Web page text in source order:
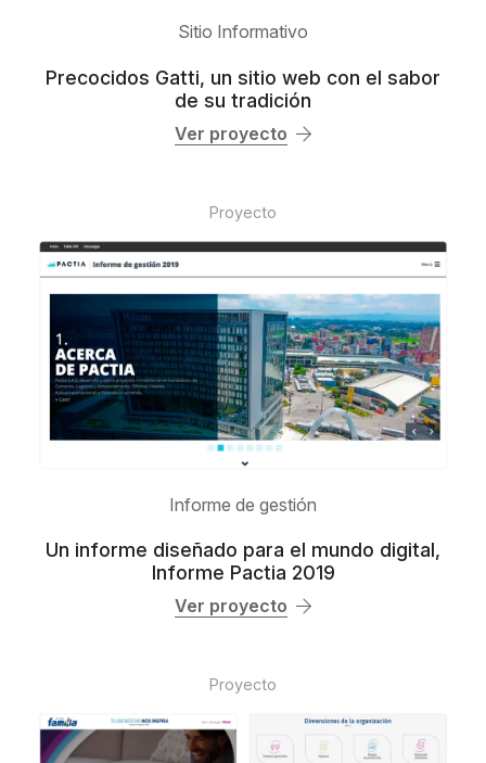
Sitio Informativo
Precocidos Gatti, un sitio web con el sabor
de su tradición
Ver proyecto
Proyecto
Informe de gestión
Un informe diseñado para el mundo digital,
Informe Pactia 2019
Ver proyecto
Proyecto